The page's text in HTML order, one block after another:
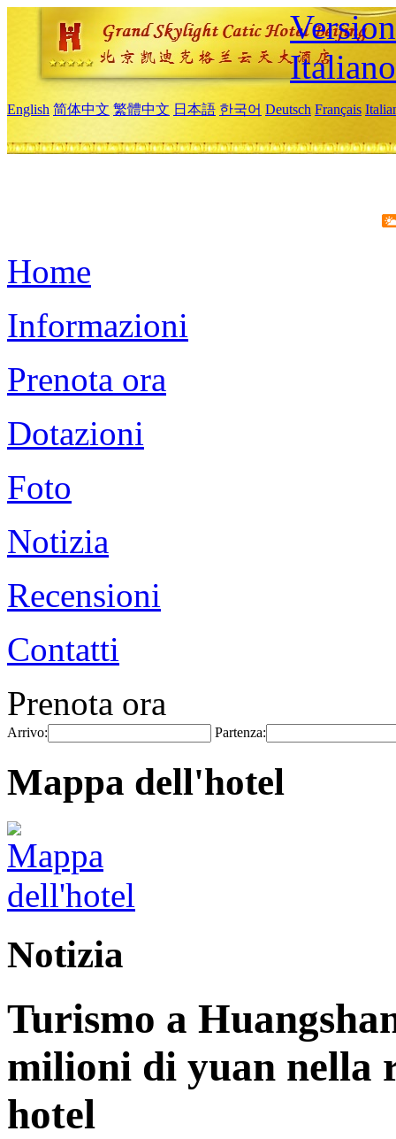
Italiano
English 简体中文 繁體中文 日本語 한국어 Deutsch Français
Home
Informazioni
Prenota ora
Dotazioni
Foto
Notizia
Recensioni
Contatti
Prenota ora
Arrivo: Partenza:
Mappa dell'hotel
Notizia
Turismo a
milioni di yuan nella
hotel